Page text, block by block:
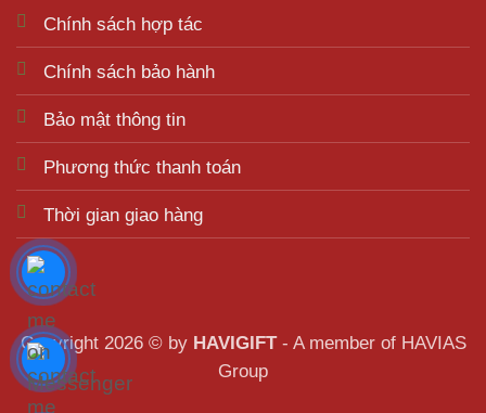
Chính sách hợp tác
Chính sách bảo hành
Bảo mật thông tin
Phương thức thanh toán
Thời gian giao hàng
Copyright 2026 © by HAVIGIFT- A member of HAVIAS
Group